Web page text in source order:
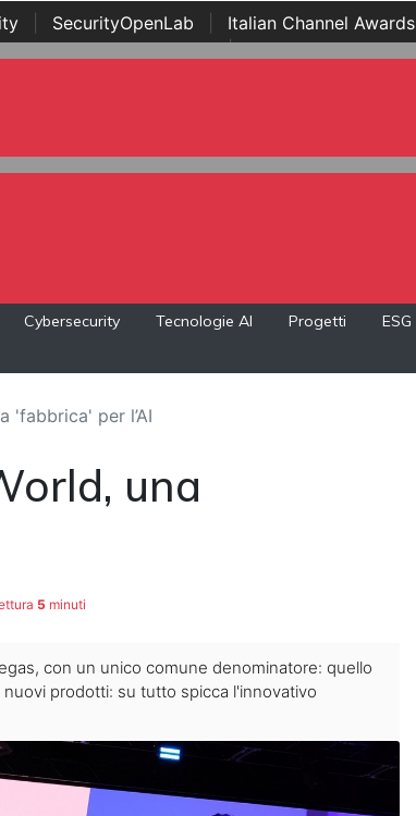
SecurityOpenLab Italian Channel Awards
Awards | ...
Cybersecurity Tecnologie AI Progetti ESG
'fabbrica' per l’AI
una
5 minuti
con un unico comune denominatore: quello
prodotti: su tutto spicca l'innovativo